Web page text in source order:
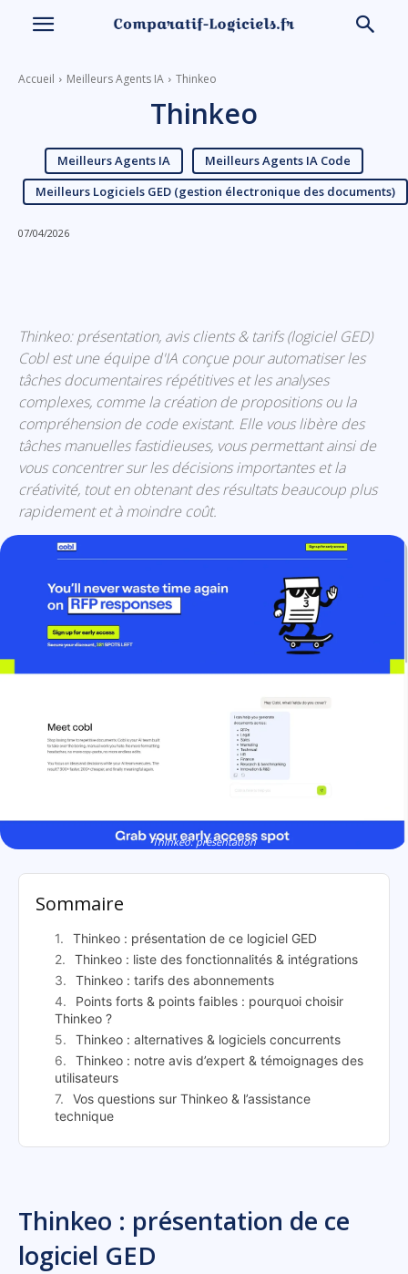
Accueil Meilleurs Agents IA Thinkeo
Thinkeo
Meilleurs Agents IA
Meilleurs Agents IA Code
Meilleurs Logiciels GED (gestion électronique des documents)
07/04/2026
Thinkeo: présentation, avis clients & tarifs (logiciel GED)
Cobl est une équipe d'IA conçue pour automatiser les
tâches documentaires répétitives et les analyses
complexes, comme la création de propositions ou la
compréhension de code existant. Elle vous libère des
tâches manuelles fastidieuses, vous permettant ainsi de
vous concentrer sur les décisions importantes et la
créativité, tout en obtenant des résultats beaucoup plus
rapidement et à moindre coût.
Thinkeo: présentation
Sommaire
Thinkeo : présentation de ce logiciel GED
Thinkeo : liste des fonctionnalités & intégrations
Thinkeo : tarifs des abonnements
Points forts & points faibles : pourquoi choisir
Thinkeo ?
Thinkeo : alternatives & logiciels concurrents
Thinkeo : notre avis d’expert & témoignages des
utilisateurs
Vos questions sur Thinkeo & l’assistance
technique
Thinkeo : présentation de ce
logiciel GED